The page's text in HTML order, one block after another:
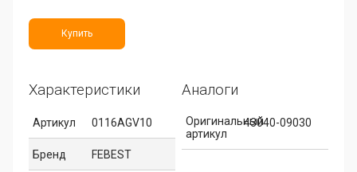
Купить
Характеристики
Артикул 0116AGV10
Бренд FEBEST
Аналоги
Оригинальный
артикул
43040-09030